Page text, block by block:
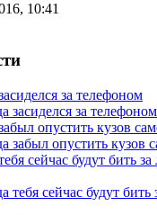
10:41
за телефоном
опустить кузов
сейчас будут бить